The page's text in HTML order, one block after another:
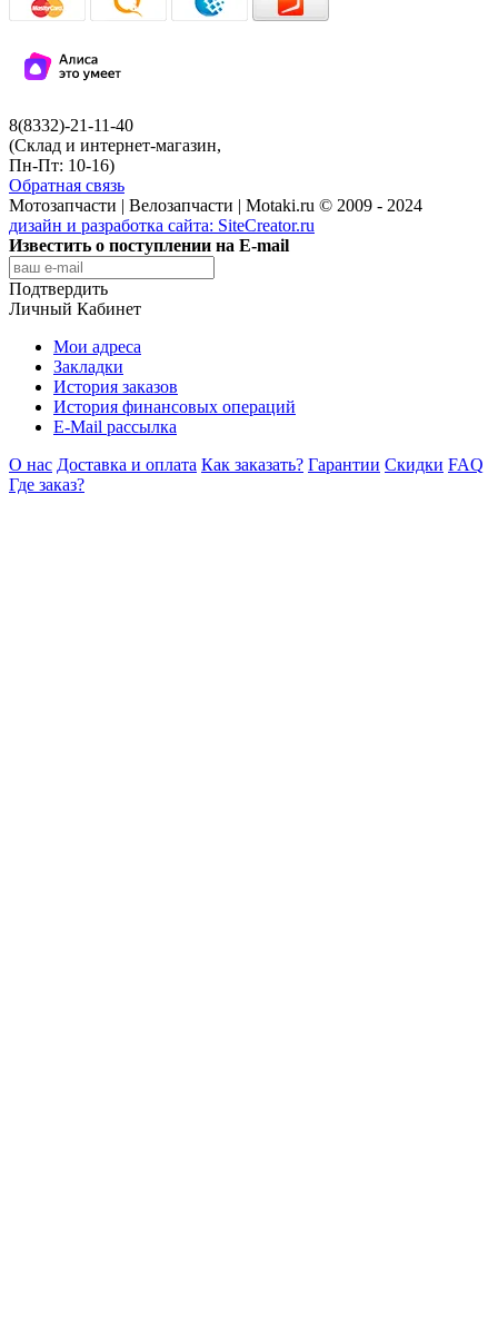
8(8332)-21-11-40
(Склад и интернет-магазин,
Пн-Пт: 10-16)
Обратная связь
Мотозапчасти | Велозапчасти | Motaki.ru © 2009 - 2024
дизайн и разработка сайта: SiteCreator.ru
Известить о поступлении на E-mail
Подтвердить
Личный Кабинет
Мои адреса
Закладки
История заказов
История финансовых операций
E-Mail рассылка
О нас Доставка и оплата Как заказать? Гарантии Скидки FAQ
Где заказ?